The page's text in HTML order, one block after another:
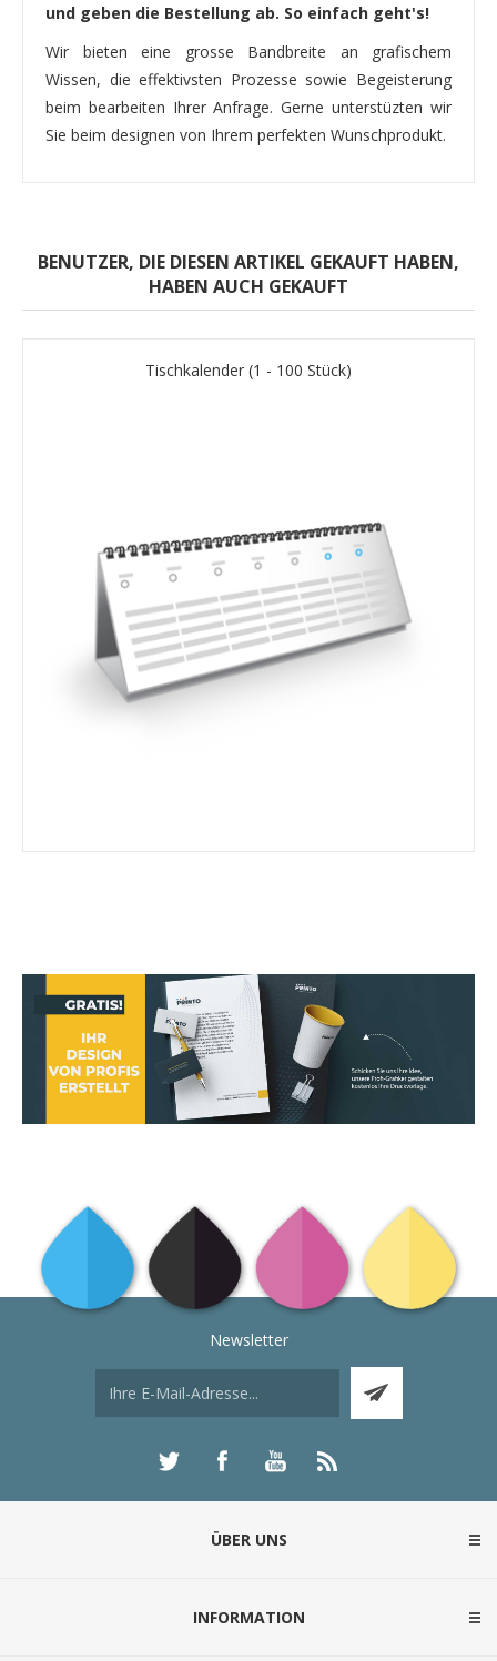
und geben die Bestellung ab. So einfach geht's!
Wir bieten eine grosse Bandbreite an grafischem
Wissen, die effektivsten Prozesse sowie Begeisterung
beim bearbeiten Ihrer Anfrage. Gerne unterstüzten wir
Sie beim designen von Ihrem perfekten Wunschprodukt.
BENUTZER, DIE DIESEN ARTIKEL GEKAUFT HABEN,
HABEN AUCH GEKAUFT
Tischkalender (1 - 100 Stück)
Newsletter
ÜBER UNS
INFORMATION